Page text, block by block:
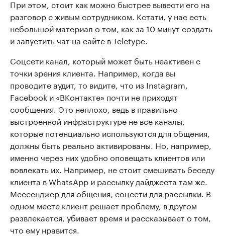
При этом, стоит как можно быстрее вывести его на
разговор с живым сотрудником. Кстати, у нас есть
небольшой материал о том, как за 10 минут создать
и запустить чат на сайте в Teletype.
Соцсети канал, который может быть неактивен с
точки зрения клиента. Например, когда вы
проводите аудит, то видите, что из Instagram,
Facebook и «ВКонтакте» почти не приходят
сообщения. Это неплохо, ведь в правильно
выстроенной инфраструктуре не все каналы,
которые потенциально используются для общения,
должны быть реально активированы. Но, например,
именно через них удобно оповещать клиентов или
вовлекать их. Например, не стоит смешивать беседу
клиента в WhatsApp и рассылку дайджеста там же.
Мессенджер для общения, соцсети для рассылки. В
одном месте клиент решает проблему, в другом
развлекается, убивает время и рассказывает о том,
что ему нравится.